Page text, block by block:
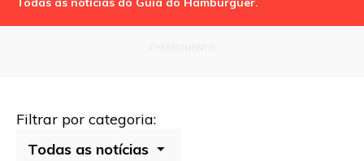
Filtrar por categoria: